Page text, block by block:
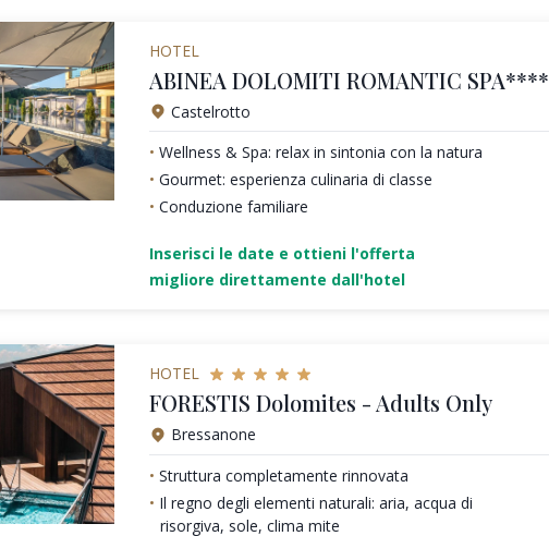
HOTEL
ABINEA DOLOMITI ROMANTIC SPA****
Castelrotto
Wellness & Spa: relax in sintonia con la natura
Gourmet: esperienza culinaria di classe
Conduzione familiare
Inserisci le date e ottieni l'offerta
migliore direttamente dall'hotel
HOTEL
FORESTIS Dolomites - Adults Only
Bressanone
Struttura completamente rinnovata
Il regno degli elementi naturali: aria, acqua di
risorgiva, sole, clima mite